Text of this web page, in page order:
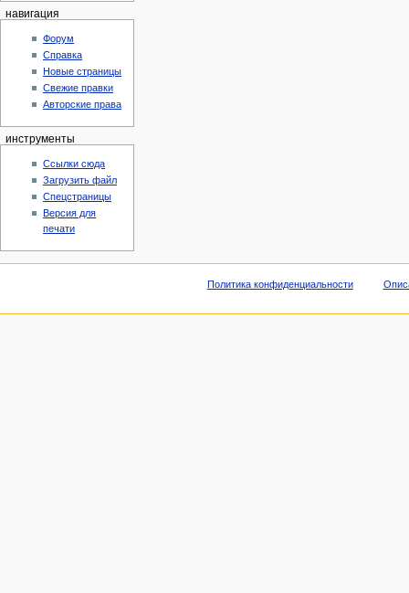
навигация
Форум
Справка
Новые страницы
Свежие правки
Авторские права
инструменты
Ссылки сюда
Загрузить файл
Спецстраницы
Версия для
печати
Политика конфиденциальности